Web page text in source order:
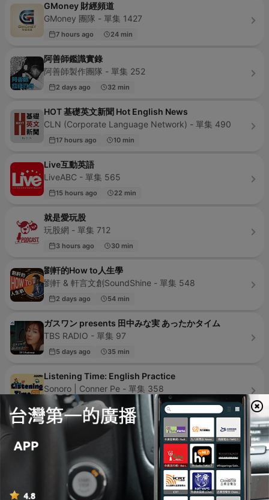
GMoney 財經頻道
GMoney 團隊 - 單集 1427
7 hours ago 24 min
阿善師鑑識實錄
阿善師製作團隊 - 單集 252
2 days ago 32 min
HOT 基礎英文新聞 Hot English News
CLN (Corporate Language Network) - 單集 490
17 hours ago 10 min
Live互動英語
LiveABC - 單集 565
15 hours ago 22 min
就是愛玩股
玩股網 - 單集 712
3 hours ago 30 min
劉軒的How to人生學
劉軒 & 軒言文創SoundShine - 單集 548
2 days ago 54 min
ガスワン presents 田中みな実 あったかタイム
TBS RADIO - 單集 97
5 days ago 35 min
Listening Time: English Practice
Sonoro | Conner Pe - 單集 358
3 days ago
3 days ago
一小時聽英文
One Hour English - 單集 511